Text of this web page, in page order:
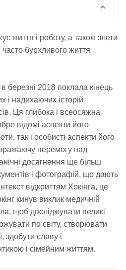
життя і роботу, а також злети
часто бурхливого життя
березні 2018 поклала кінець
і надихаючих історій
Ця глибока і всеосяжна
відомі аспекти його
так і особисті аспекти його
перемогу над
досягнення ще більш
і фотографій, що дають
відкриттям Хокінга, це
кинув виклик медичній
щоб досліджувати великі
по світу, створювати
здобути славу і
і сімейним життям.